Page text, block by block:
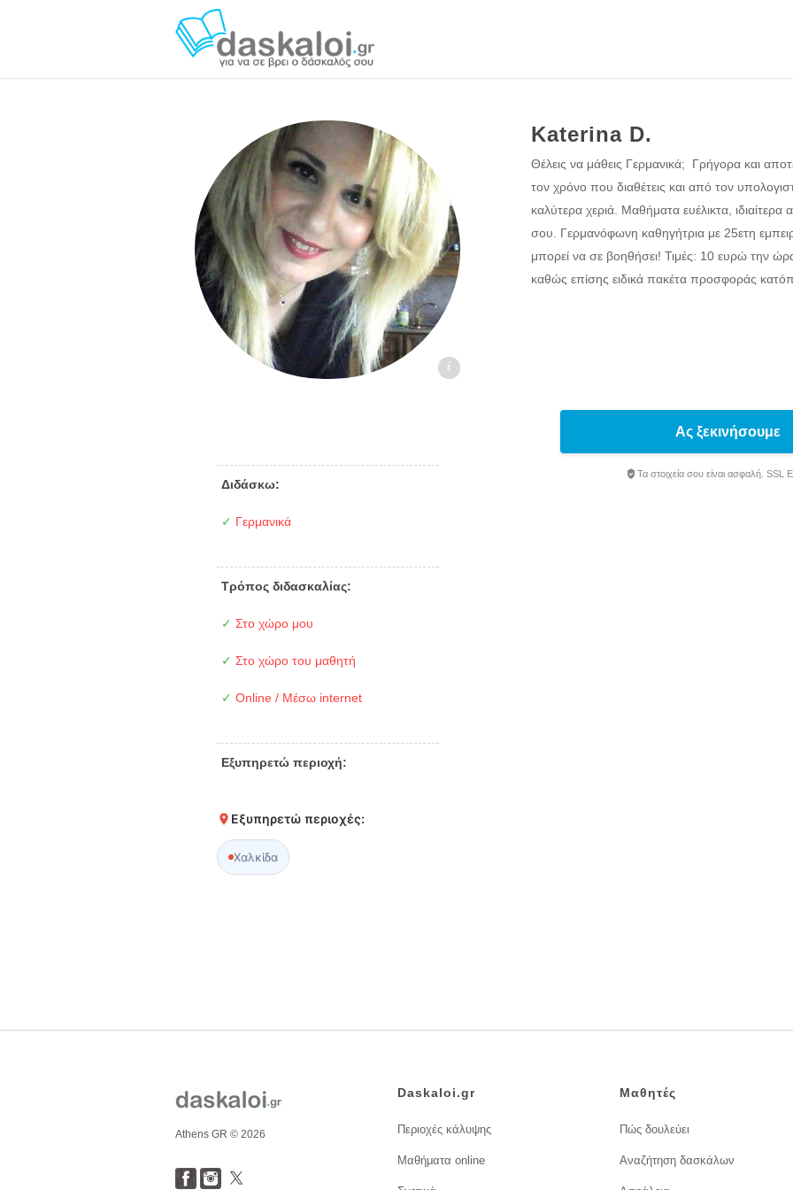
Katerina D. - daskaloi.gr
Katerina D.
Θέλεις να μάθεις Γερμανικά; Γρήγορα και
τον χρόνο που διαθέτεις και από τον
καλύτερα χεριά. Μαθήματα ευέλικτα,
σου. Γερμανόφωνη καθηγήτρια με 25ετη
μπορεί να σε βοηθήσει! Τιμές: 10 ευρώ την
καθώς επίσης ειδικά πακέτα προσφοράς
Διδάσκω:
✓ Γερμανικά
Τρόπος διδασκαλίας:
✓ Στο χώρο μου
✓ Στο χώρο του μαθητή
✓ Online / Μέσω internet
Εξυπηρετώ περιοχή:
Εξυπηρετώ περιοχές:
Χαλκίδα
Ας ξεκινήσουμε
Τα στοιχεία σου είναι ασφαλή. SSL
Athens GR © 2026
Daskaloi.gr
Περιοχές κάλυψης
Μαθήματα online
Μαθητές
Πώς δουλεύει
Αναζήτηση δασκάλων